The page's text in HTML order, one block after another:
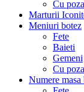
Cu poza
Marturii
Meniuri botez
Fete
Baieti
Gemeni
Cu poza
Numere masa